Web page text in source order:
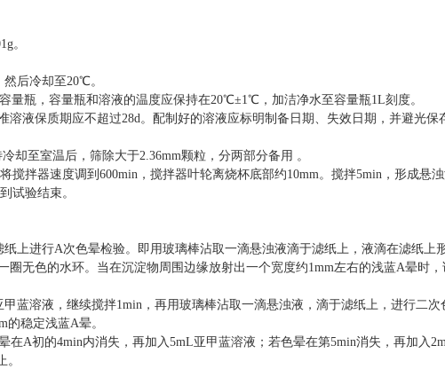
。
后冷却至20℃。
量瓶，容量瓶和溶液的温度应保持在20℃±1℃，加洁净水至容量瓶1L刻度。
液保质期应不超过28d。配制好的溶液应标明制备日期、失效日期，并避光保
至室温后，筛除大于2.36mm颗粒，分两部分备用 。
搅拌器速度调到600min，搅拌器叶轮离烧杯底部约10mm。搅拌5min，形成悬
试验结束。
纸上进行A次色晕检验。即用玻璃棒沾取一滴悬浊液滴于滤纸上，液滴在滤纸上
圈无色的水环。当在沉淀物周围边缘放射出一个宽度约1mm左右的浅蓝A晕时
蓝溶液，继续搅拌1min，再用玻璃棒沾取一滴悬浊液，滴于滤纸上，进行二次
的稳定浅蓝A晕。
在A初的4min内消失，再加入5mL亚甲蓝溶液；若色晕在第5min消失，再加入